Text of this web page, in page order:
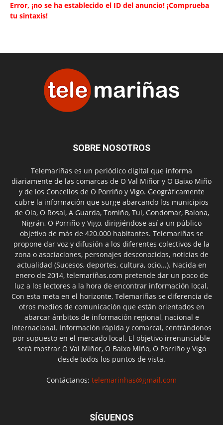
Error, ¡no se ha establecido el ID del anuncio! ¡Comprueba
tu sintaxis!
SOBRE NOSOTROS
Telemariñas es un periódico digital que informa
diariamente de las comarcas de O Val Miñor y O Baixo Miño
y de los Concellos de O Porriño y Vigo. Geográficamente
cubre la información que surge abarcando los municipios
de Oia, O Rosal, A Guarda, Tomiño, Tui, Gondomar, Baiona,
Nigrán, O Porriño y Vigo, dirigiéndose así a un público
objetivo de más de 420.000 habitantes. Telemariñas se
propone dar voz y difusión a los diferentes colectivos de la
zona o asociaciones, personajes desconocidos, noticias de
actualidad (Sucesos, deportes, cultura, ocio...). Nacida en
enero de 2014, telemariñas.com pretende dar un poco de
luz a los lectores a la hora de encontrar información local.
Con esta meta en el horizonte, Telemariñas se diferencia de
otros medios de comunicación que están orientados en
abarcar ámbitos de información regional, nacional e
internacional. Información rápida y comarcal, centrándonos
por supuesto en el mercado local. El objetivo irrenunciable
será mostrar O Val Miñor, O Baixo Miño, O Porriño y Vigo
desde todos los puntos de vista.
Contáctanos: telemarinhas@gmail.com
SÍGUENOS